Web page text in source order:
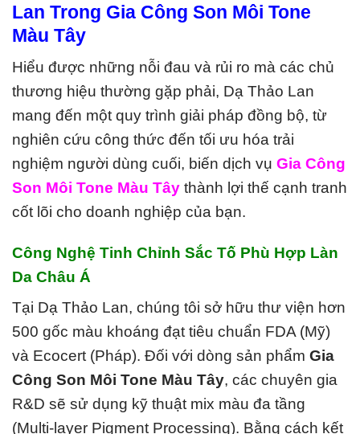
Lan Trong Gia Công Son Môi Tone
Màu Tây
Hiểu được những nỗi đau và rủi ro mà các chủ
thương hiệu thường gặp phải, Dạ Thảo Lan
mang đến một quy trình giải pháp đồng bộ, từ
nghiên cứu công thức đến tối ưu hóa trải
nghiệm người dùng cuối, biến dịch vụ Gia Công
Son Môi Tone Màu Tây thành lợi thế cạnh tranh
cốt lõi cho doanh nghiệp của bạn.
Công Nghệ Tinh Chỉnh Sắc Tố Phù Hợp Làn
Da Châu Á
Tại Dạ Thảo Lan, chúng tôi sở hữu thư viện hơn
500 gốc màu khoáng đạt tiêu chuẩn FDA (Mỹ)
và Ecocert (Pháp). Đối với dòng sản phẩm Gia
Công Son Môi Tone Màu Tây, các chuyên gia
R&D sẽ sử dụng kỹ thuật mix màu đa tầng
(Multi-layer Pigment Processing). Bằng cách kết